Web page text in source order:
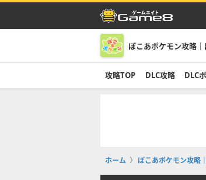
ぽこあポケモン攻略
攻略TOP DLC攻略 DLC
ホーム ぽこあポケモン攻略